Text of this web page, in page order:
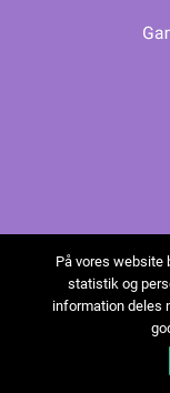
På vores website
statistik og
information deles